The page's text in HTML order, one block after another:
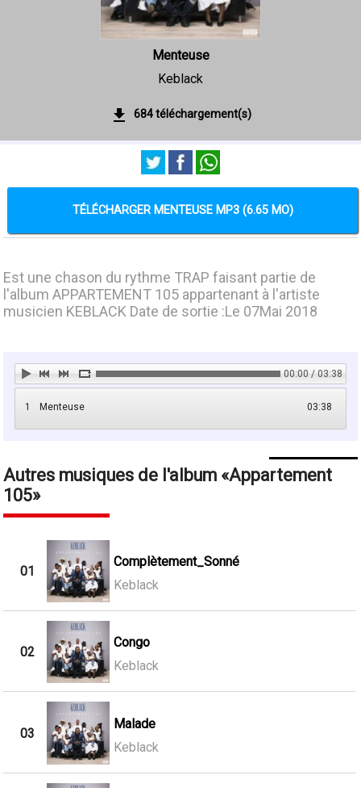
Menteuse
Keblack
684 téléchargement(s)
TÉLÉCHARGER MENTEUSE MP3 (6.65 MO)
Est une chason du rythme TRAP faisant partie de
l'album APPARTEMENT 105 appartenant à l'artiste
musicien KEBLACK Date de sortie :Le 07Mai 2018
00:00 / 03:38
1 03:38
Menteuse
Autres musiques de l'album
Appartement
105
01
Complètement_Sonné
Keblack
02
Congo
Keblack
03
Malade
Keblack